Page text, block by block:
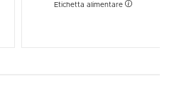
Etichetta alimentare